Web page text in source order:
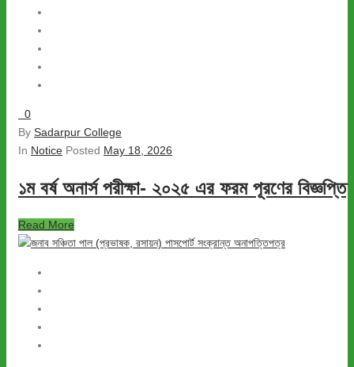
0
By Sadarpur College
In Notice Posted May 18, 2026
১ম বর্ষ অনার্স পরীক্ষা- ২০২৫ এর ফরম পূরণের বিজ্ঞপ্তি
Read More